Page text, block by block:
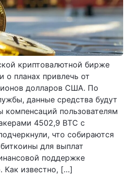
криптовалютной бирже
о планах привлечь от
долларов США. По
данные средства будут
компенсаций пользователям
4502,9 BTC с
что собираются
для выплат
поддержке
Как известно, […]